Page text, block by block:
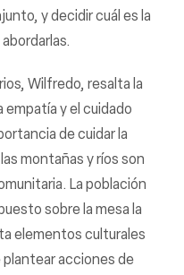
y decidir cuál es la
Wilfredo, resalta la
y el cuidado
de cuidar la
montañas y ríos son
La población
sobre la mesa la
elementos culturales
plantear acciones de